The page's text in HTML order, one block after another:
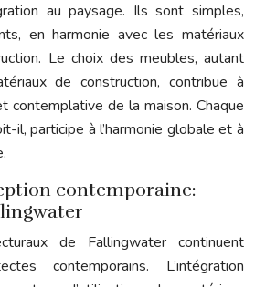
au paysage. Ils sont simples,
en harmonie avec les matériaux
Le choix des meubles, autant
de construction, contribue à
contemplative de la maison. Chaque
il, participe à l’harmonie globale et à
contemporaine:
de Fallingwater continuent
contemporains. L’intégration